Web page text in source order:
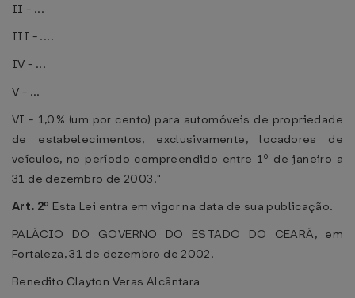
II - ...
III - ....
IV - ...
V - ...
VI - 1,0% (um por cento) para automóveis de propriedade
de estabelecimentos, exclusivamente, locadores de
veículos, no período compreendido entre 1º de janeiro a
31 de dezembro de 2003."
Art. 2º Esta Lei entra em vigor na data de sua publicação.
PALÁCIO DO GOVERNO DO ESTADO DO CEARÁ, em
Fortaleza, 31 de dezembro de 2002.
Benedito Clayton Veras Alcântara